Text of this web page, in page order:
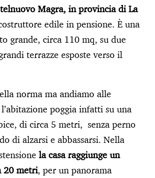
Magra, in provincia di La
edile in pensione. È una
grande, circa 110 mq, su due
terrazze esposte verso il
norma ma andiamo alle
poggia infatti su una
di circa 5 metri, senza perno
di alzarsi e abbassarsi. Nella
la casa raggiunge un
20 metri, per un panorama